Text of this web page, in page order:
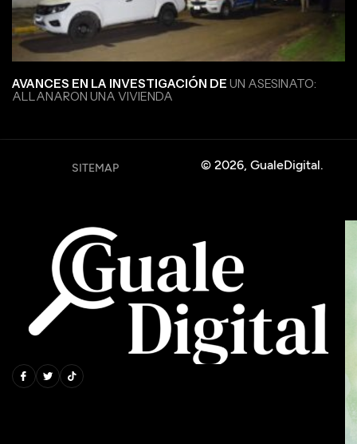
AVANCES EN LA INVESTIGACIÓN DE UN ASESINATO:
ALLANARON UNA VIVIENDA
© 2026, GualeDigital.
SITEMAP